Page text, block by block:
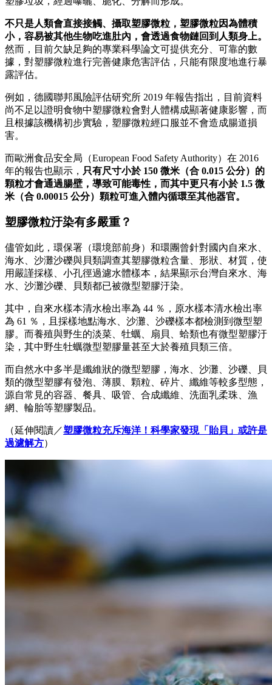
不只是人類會直接接觸、攝取塑膠微粒，塑膠微粒因為體積
小，容易被其他生物吃進肚內，會透過食物鏈回到人類身上。
然而，目前欠缺足夠的專業科學論文可提供充分、可靠的數
據，對塑膠微粒進行完善健康危害評估，只能有限度地進行暴
露評估。
例如，德國聯邦風險評估研究所 2019 年報告指出，目前資料
尚不足以證明食物中塑膠微粒會對人體構成顯著健康影響，而
且根據該機構初步實驗，塑膠微粒經口服並不會造成腸道損
害。
而歐洲食品安全局（European Food Safety Authority）在 2016
年的報告也顯示， 只有尺寸小於 150 微米（合 0.015 公分）的
顆粒才會通過腸壁，導致可能毒性，而其中更只有小於 1.5 微
米（合 0.00015 公分）顆粒可進入體內循環至其他器官。
塑膠微粒汙染有多嚴重？
儘管如此，環保署（環境部前身）和環團曾針對國內自來水、
海水、沙灘沙礫與貝類調查其塑膠微粒含量、形狀、材質，使
用嚴謹採樣、小孔徑過濾水體樣本，結果顯示台灣自來水、海
水、沙灘沙礫、貝類都已被微型塑膠汙染。
其中，自來水樣本清水檢出率為 44 ％，原水樣本清水檢出率
為 61 ％，且採樣地點海水、沙灘、沙礫樣本都檢測到微型塑
膠。而養殖與野生的淡菜、牡蠣、扇貝、蛤類也有微型塑膠汙
染，其中野生牡蠣微型塑膠量甚至大於養殖貝類三倍。
而自然水中多半是纖維狀的微型塑膠，海水、沙灘、沙礫、貝
類的微型塑膠有發泡、薄膜、顆粒、碎片、纖維等較多型態，
源自常見的容器、餐具、吸管、合成纖維、洗面乳柔珠、漁
網、輪胎等塑膠製品。
（延伸閱讀／塑膠微粒充斥海洋！科學家發現「貽貝」或許是
過濾解方）